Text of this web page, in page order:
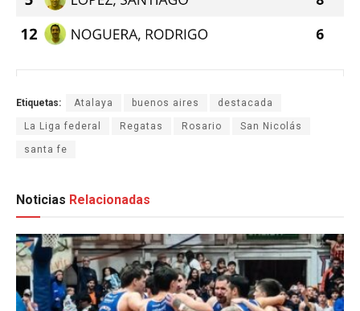
Etiquetas: Atalaya buenos aires destacada
La Liga federal Regatas Rosario San Nicolás
santa fe
Noticias Relacionadas